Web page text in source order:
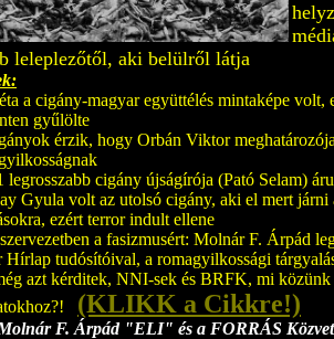
leleplezőtől, aki belülről látja
a cigány-magyar együttélés mintaképe
gyűlölte
érzik, hogy Orbán Viktor
legrosszabb cigány újságírója (Pató Selam)
Gyula volt az utolsó cigány, aki el mert járni
ezért terror indult ellene
a fasizmusért: Molnár F. Árpád
Hírlap tudósítóival, a romagyilkossági
azt kérditek, NNI-sek és BRFK, mi közünk
(KLIKK a Cikkre!)
F. Árpád "ELI" és a FORRÁS